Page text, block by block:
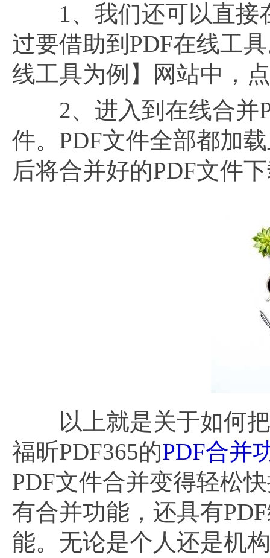
1、我们还可以直接
过要借助到PDF在线工
线工具为例】网站中，
2、进入到在线合并
件。PDF文件全部都加
后将合并好的PDF文件
以上就是关于如何把
福昕PDF365的PDF合并
PDF文件合并变得轻松
有合并功能，还具有
能。无论是个人还是机